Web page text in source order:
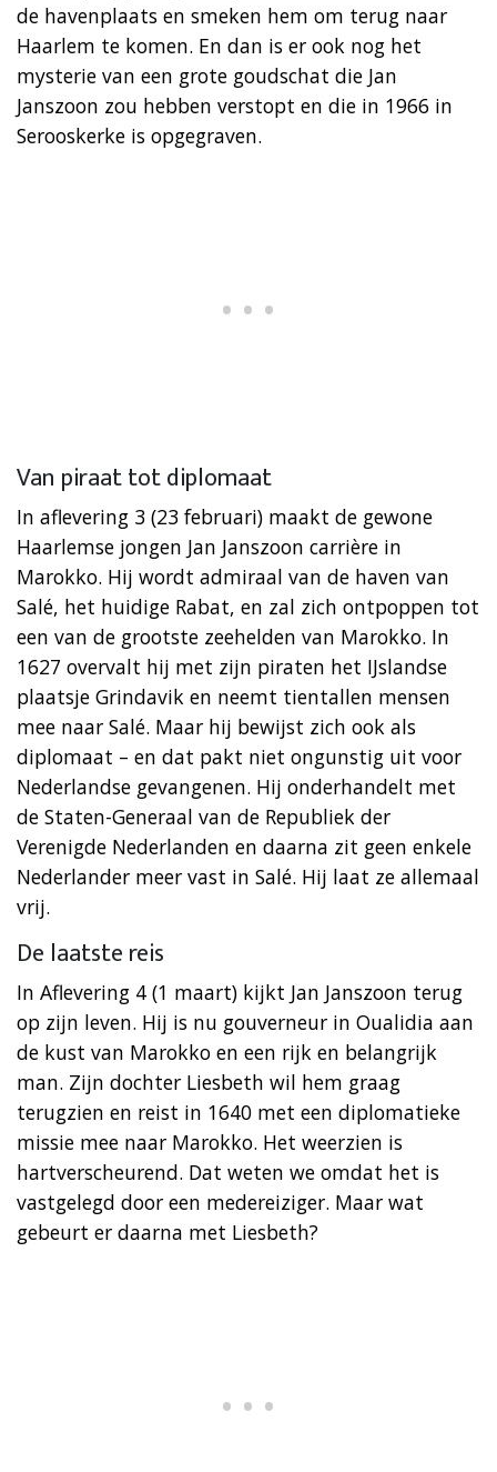
de havenplaats en smeken hem om terug naar
Haarlem te komen. En dan is er ook nog het
mysterie van een grote goudschat die Jan
Janszoon zou hebben verstopt en die in 1966 in
Serooskerke is opgegraven.
Van piraat tot diplomaat
In aflevering 3 (23 februari) maakt de gewone
Haarlemse jongen Jan Janszoon carrière in
Marokko. Hij wordt admiraal van de haven van
Salé, het huidige Rabat, en zal zich ontpoppen tot
een van de grootste zeehelden van Marokko. In
1627 overvalt hij met zijn piraten het IJslandse
plaatsje Grindavik en neemt tientallen mensen
mee naar Salé. Maar hij bewijst zich ook als
diplomaat – en dat pakt niet ongunstig uit voor
Nederlandse gevangenen. Hij onderhandelt met
de Staten-Generaal van de Republiek der
Verenigde Nederlanden en daarna zit geen enkele
Nederlander meer vast in Salé. Hij laat ze allemaal
vrij.
De laatste reis
In Aflevering 4 (1 maart) kijkt Jan Janszoon terug
op zijn leven. Hij is nu gouverneur in Oualidia aan
de kust van Marokko en een rijk en belangrijk
man. Zijn dochter Liesbeth wil hem graag
terugzien en reist in 1640 met een diplomatieke
missie mee naar Marokko. Het weerzien is
hartverscheurend. Dat weten we omdat het is
vastgelegd door een medereiziger. Maar wat
gebeurt er daarna met Liesbeth?